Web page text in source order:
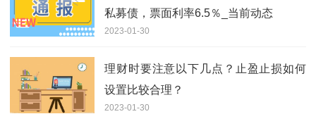
私募债，票面利率6.5％_当前动态
2023-01-30
理财时要注意以下几点？止盈止损如何
设置比较合理？
2023-01-30